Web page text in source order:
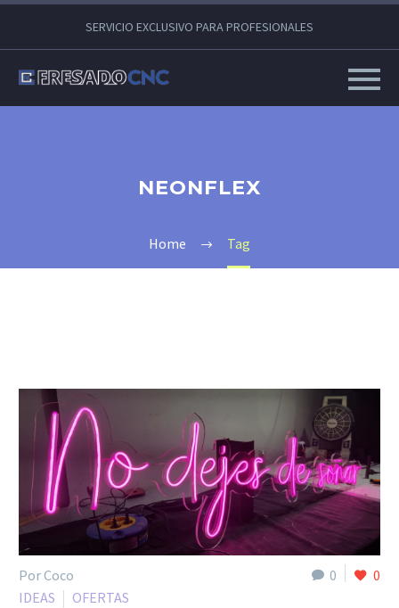
SERVICIO EXCLUSIVO PARA PROFESIONALES
NEONFLEX
Home Tag
0 0
Por Coco
IDEAS
OFERTAS